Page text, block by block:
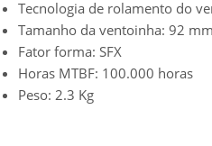
Tecnologia de rolamento do
Tamanho da ventoinha: 92 mm
Fator forma: SFX
Horas MTBF: 100.000 horas
Peso: 2.3 Kg